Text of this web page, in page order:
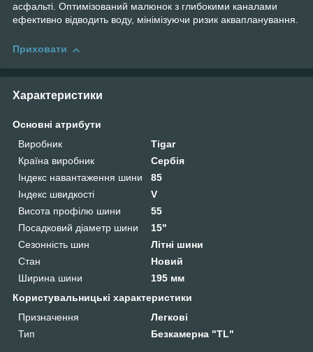
асфальті. Оптимізований малюнок з глибокими каналами
ефективно відводить воду, мінімізуючи ризик аквапланування.
Приховати
Характеристики
Основні атрибути
Виробник
Tigar
Країна виробник
Сербія
Індекс навантаження шини
85
Індекс швидкості
V
Висота профілю шини
55
Посадковий діаметр шини
15"
Сезонність шин
Літні шини
Стан
Новий
Ширина шини
195 мм
Користувальницькі характеристики
Призначення
Легкові
Тип
Безкамерна "TL"